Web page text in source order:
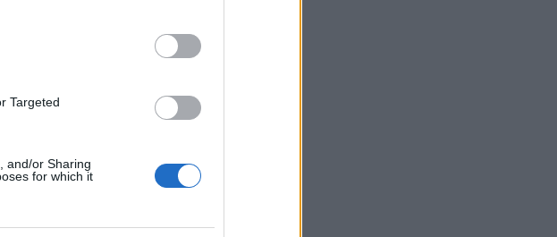
Targeted
and/or Sharing
for which it
olvasása előfizetéses